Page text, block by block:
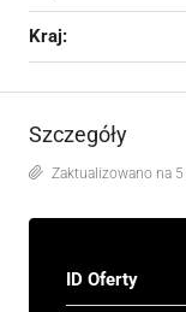
Kraj:
Szczegóły
Zaktualizowano na
ID Oferty